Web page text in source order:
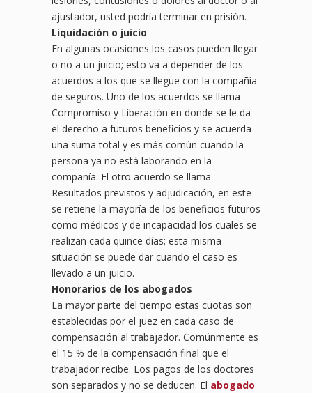
ajustador, usted podría terminar en prisión.
Liquidación o juicio
En algunas ocasiones los casos pueden llegar
o no a un juicio; esto va a depender de los
acuerdos a los que se llegue con la compañía
de seguros. Uno de los acuerdos se llama
Compromiso y Liberación en donde se le da
el derecho a futuros beneficios y se acuerda
una suma total y es más común cuando la
persona ya no está laborando en la
compañía. El otro acuerdo se llama
Resultados previstos y adjudicación, en este
se retiene la mayoría de los beneficios futuros
como médicos y de incapacidad los cuales se
realizan cada quince días; esta misma
situación se puede dar cuando el caso es
llevado a un juicio.
Honorarios de los abogados
La mayor parte del tiempo estas cuotas son
establecidas por el juez en cada caso de
compensación al trabajador. Comúnmente es
el 15 % de la compensación final que el
trabajador recibe. Los pagos de los doctores
son separados y no se deducen. El abogado